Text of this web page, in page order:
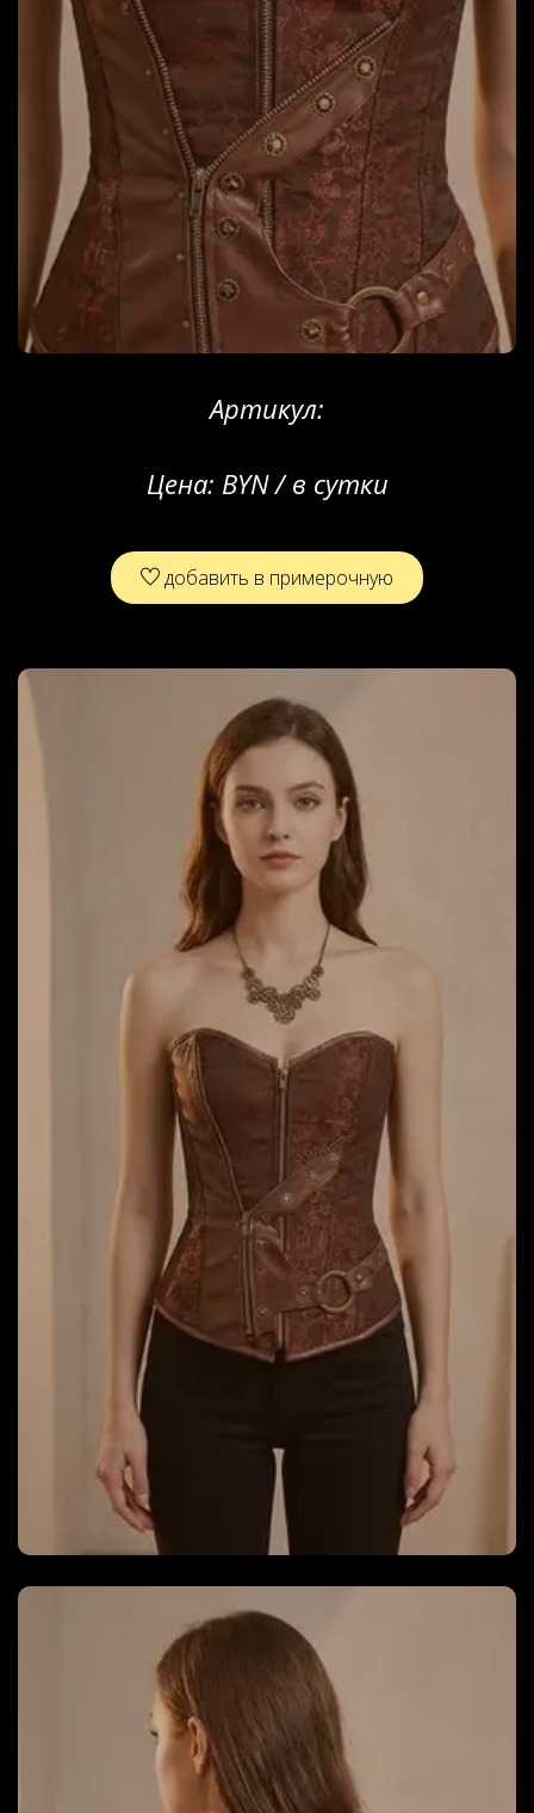
Артикул:
Цена: BYN / в сутки
добавить в примерочную